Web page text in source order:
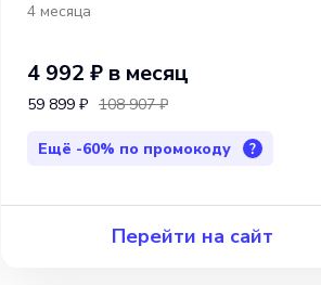
4 месяца
4 992 ₽ в месяц
59 899 ₽ 108 907 ₽
Ещё -60% по промокоду ?
Перейти на сайт